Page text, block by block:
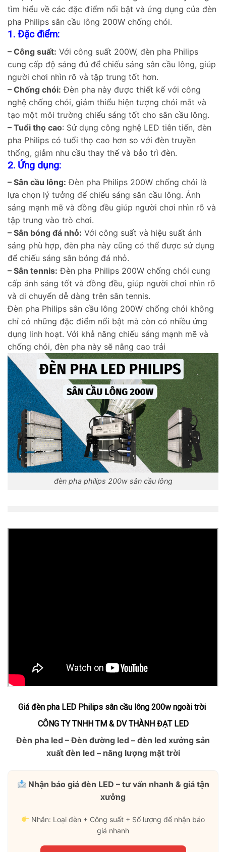
tìm hiểu về các đặc điểm nổi bật và ứng dụng của đèn
pha Philips sân cầu lông 200W chống chói.
1. Đặc điểm:
– Công suất: Với công suất 200W, đèn pha Philips
cung cấp độ sáng đủ để chiếu sáng sân cầu lông, giúp
người chơi nhìn rõ và tập trung tốt hơn.
– Chống chói: Đèn pha này được thiết kế với công
nghệ chống chói, giảm thiểu hiện tượng chói mắt và
tạo một môi trường chiếu sáng tốt cho sân cầu lông.
– Tuổi thọ cao: Sử dụng công nghệ LED tiên tiến, đèn
pha Philips có tuổi thọ cao hơn so với đèn truyền
thống, giảm nhu cầu thay thế và bảo trì đèn.
2. Ứng dụng:
– Sân cầu lông: Đèn pha Philips 200W chống chói là
lựa chọn lý tưởng để chiếu sáng sân cầu lông. Ánh
sáng mạnh mẽ và đồng đều giúp người chơi nhìn rõ và
tập trung vào trò chơi.
– Sân bóng đá nhỏ: Với công suất và hiệu suất ánh
sáng phù hợp, đèn pha này cũng có thể được sử dụng
để chiếu sáng sân bóng đá nhỏ.
– Sân tennis: Đèn pha Philips 200W chống chói cung
cấp ánh sáng tốt và đồng đều, giúp người chơi nhìn rõ
và di chuyển dễ dàng trên sân tennis.
Đèn pha Philips sân cầu lông 200W chống chói không
chỉ có những đặc điểm nổi bật mà còn có nhiều ứng
dụng linh hoạt. Với khả năng chiếu sáng mạnh mẽ và
chống chói, đèn pha này sẽ nâng cao trải
đèn pha philips 200w sân cầu lông
Giá đèn pha LED Philips sân cầu lông 200w ngoài trời
CÔNG TY TNHH TM & DV THÀNH ĐẠT LED
Đèn pha led – Đèn đường led – đèn led xưởng sản
xuất đèn led – năng lượng mặt trời
Nhận báo giá đèn LED – tư vấn nhanh & giá tận
xưởng
Nhắn: Loại đèn + Công suất + Số lượng để nhận báo
giá nhanh